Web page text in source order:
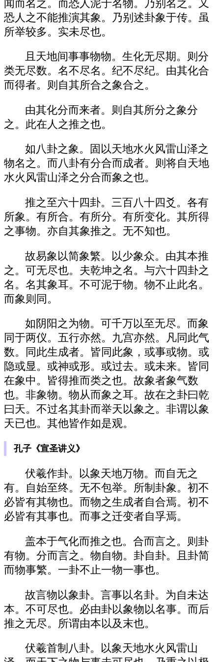
闻而名之。而恐人泥于名物。乃别名之。又
恐人之不能推演其象。乃别述卦象于传。虽
所举较多。实未尽也。
且天地间事事物物。生化无尽期。则分
类无尽数。名不尽名。纪不尽纪。由其化合
而得者。则自其所合之象合之。
由其化分而来者。则自其所分之象分
之。此在人之推之也。
如八卦之象。固以天地水火风雷山泽之
物名之。而八卦有分合而成者。则将自天地
水火风雷山泽之分合而象之也。
推之至六十四卦。三百八十四爻。各有
所象。有所合。有所分。有所变化。其所得
之事物。亦自其象推之。无不知也。
故易象以简象繁。以少象众。由其本推
之。可无尽也。夫乾坤之名。与六十四卦之
名。名其象耳。不可泥于物。物不止此名。
而象则同。
如阴阳之为物。可千万以至无尽。而象
同于两仪。五行亦然。九宫亦然。凡同此气
数。同此生成者。皆同此象，或事或物。或
隐或显。或神或形。或过去。或未来。皆同
在象中。皆得推而类之也。故象者象气数
也。非象物。物从而象之耳。故在之卦曰乾
曰天。不过名其卦而举天以象之。非谓以象
天已也。其他皆作如是观。
孔子《宣圣讲义》
伏羲作卦。以象天地万物。而自无之
有。自始至终。无不包举。所制卦象。初不
必皆有其物也。而物之生成者自合焉。初不
必皆有其事也。而事之迁变者自孚焉。
盖本于气化而推之也。合而言之。则卦
有物。分而言之。物自物。卦自卦。且卦简
而物事繁。一卦不止一物一事也。
故言物以象卦。言事以名卦。为自未达
本。不可尽也。必由卦以象物以名事。而后
推之无尽。所谓由本以及末也。
伏羲首制八卦。以象天地水火风雷山